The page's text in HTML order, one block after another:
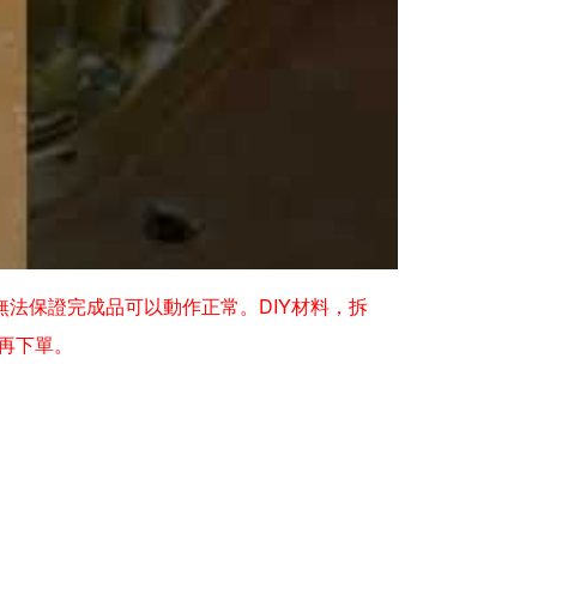
保證完成品可以動作正常。DIY材料，拆
單。